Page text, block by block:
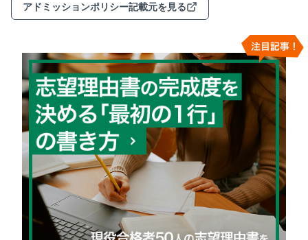
アドミッションポリシー記載元を見る